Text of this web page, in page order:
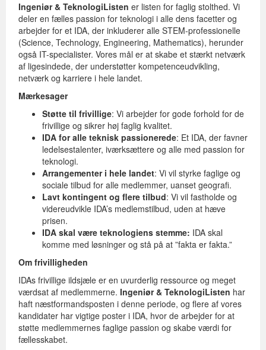
Ingeniør & TeknologiListen er listen for faglig stolthed. Vi
deler en fælles passion for teknologi i alle dens facetter og
arbejder for et IDA, der inkluderer alle STEM-professionelle
(Science, Technology, Engineering, Mathematics), herunder
også IT-specialister. Vores mål er at skabe et stærkt netværk
af ligesindede, der understøtter kompetenceudvikling,
netværk og karriere i hele landet.
Mærkesager
Støtte til frivillige: Vi arbejder for gode forhold for de
frivillige og sikrer høj faglig kvalitet.
IDA for alle teknisk passionerede: Et IDA, der favner
ledelsestalenter, iværksættere og alle med passion for
teknologi.
Arrangementer i hele landet: Vi vil styrke faglige og
sociale tilbud for alle medlemmer, uanset geografi.
Lavt kontingent og flere tilbud: Vi vil fastholde og
videreudvikle IDA’s medlemstilbud, uden at hæve
prisen.
IDA skal være teknologiens stemme: IDA skal
komme med løsninger og stå på at ”fakta er fakta.”
Om frivilligheden
IDAs frivillige ildsjæle er en uvurderlig ressource og meget
værdsat af medlemmerne. Ingeniør & TeknologiListen har
haft næstformandsposten i denne periode, og flere af vores
kandidater har vigtige poster i IDA, hvor de arbejder for at
støtte medlemmernes faglige passion og skabe værdi for
fællesskabet.